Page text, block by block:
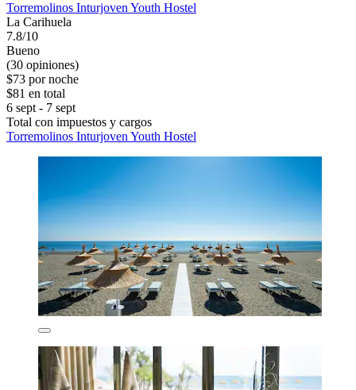
Torremolinos Inturjoven Youth Hostel
La Carihuela
7.8/10
Bueno
(30 opiniones)
$73 por noche
$81 en total
6 sept - 7 sept
Total con impuestos y cargos
Torremolinos Inturjoven Youth Hostel